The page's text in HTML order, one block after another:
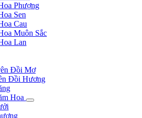
Phượng
Sen
Cau
Muôn Sắc
Lan
Đồi Mơ
Đồi Hương
Hoa